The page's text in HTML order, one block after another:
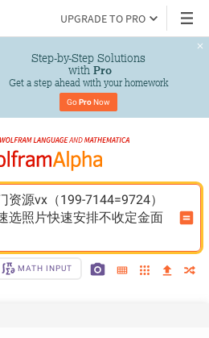
UPGRADE TO PRO
Step-by-Step Solutions
with Pro
Get a step ahead with your homework
Go Pro Now
源vx（199-7144=9724）
选照片快速安排不收定金面
MATH INPUT